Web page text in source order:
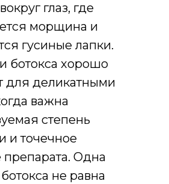
глаз, где
морщина и
гусиные лапки.
ботокса хорошо
для деликатными
важна
степень
и точечное
препарата. Одна
не равна